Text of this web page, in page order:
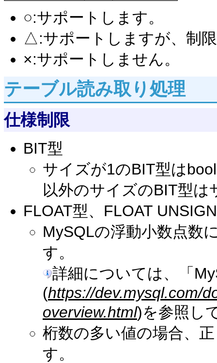
○:サポートします。
△:サポートしますが、制
×:サポートしません。
テーブル読み取り処理
仕様制限
BIT型
サイズが1のBIT型は
以外のサイズのBIT型
FLOAT型、FLOAT
MySQLの浮動小数点数
す。
詳細については、「
(https://dev.mysql.com/
overview.html)を参照し
桁数の多い値の場合、
す。